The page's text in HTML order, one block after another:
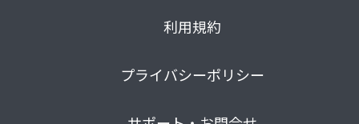
利用規約
プライバシーポリシー